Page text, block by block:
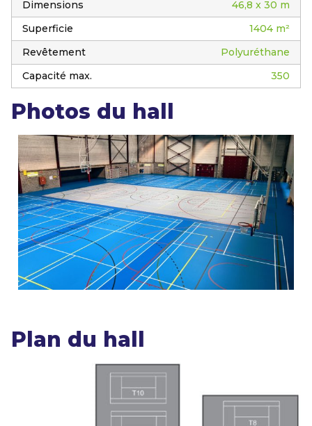
Dimensions
46,8 x 30 m
Superficie
1404 m²
Revêtement
Polyuréthane
Capacité max.
350
Photos du hall
Plan du hall